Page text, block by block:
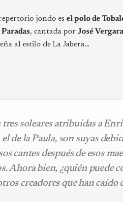
jondo es el polo de
Paradas, cantada por José Vergara
al estilo de La Jabera…
tres soleares atribuidas a
de la Paula, son suyas
cantes después de esos
Ahora bien, ¿quién puede
creadores que han caído